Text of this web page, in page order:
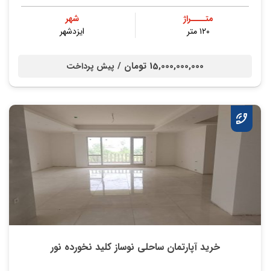
متــــراژ
۱۲۰ متر
شهر
ایزدشهر
15,000,000,000 تومان / پیش پرداخت
خرید آپارتمان ساحلی نوساز کلید نخورده نور